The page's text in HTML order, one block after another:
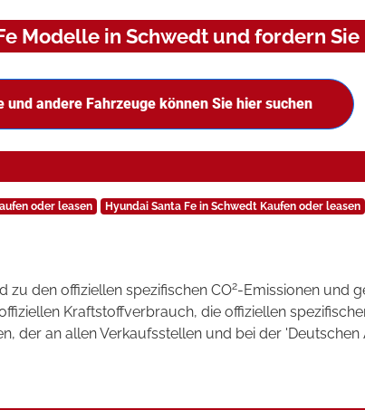
Modelle in Schwedt und fordern
und andere Fahrzeuge können Sie hier suchen
oder leasen Hyundai Santa Fe in Schwedt Kaufen oder leasen
zu den offiziellen spezifischen CO2-Emissionen und
Kraftstoffverbrauch, die offiziellen
der an allen Verkaufsstellen und bei der